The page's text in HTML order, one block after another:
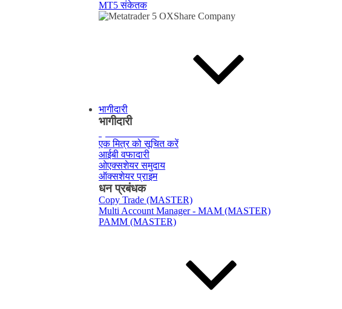
MT5 संकेतक
भागीदारी
भागीदारी
एक मित्र को सूचित करें
आईबी वफादारी
ओएक्सशेयर समुदाय
ऑक्सशेयर प्राइम
धन प्रबंधक
Copy Trade (MASTER)
Multi Account Manager - MAM (MASTER)
PAMM (MASTER)